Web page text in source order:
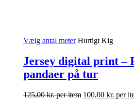
Vælg antal meter Hurtigt Kig
Jersey digital print –
pandaer på tur
125,00kr.per item 100,00 kr. per